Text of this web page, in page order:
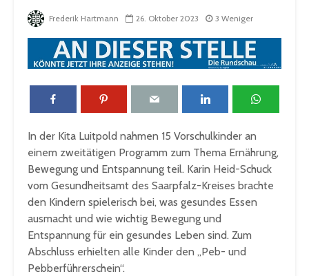
Frederik Hartmann 26. Oktober 2023 3 Weniger
In der Kita Luitpold nahmen 15 Vorschulkinder an
einem zweitätigen Programm zum Thema Ernährung,
Bewegung und Entspannung teil. Karin Heid-Schuck
vom Gesundheitsamt des Saarpfalz-Kreises brachte
den Kindern spielerisch bei, was gesundes Essen
ausmacht und wie wichtig Bewegung und
Entspannung für ein gesundes Leben sind. Zum
Abschluss erhielten alle Kinder den „Peb- und
Pebberführerschein“.